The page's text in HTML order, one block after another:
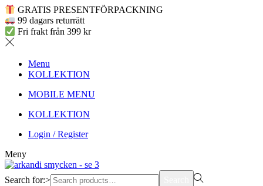
GRATIS PRESENTFÖRPACKNING
99 dagars returrätt
Fri frakt från 399 kr
Menu
KOLLEKTION
MOBILE MENU
KOLLEKTION
Login / Register
Meny
Search for:>